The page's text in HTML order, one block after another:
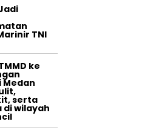
TNI
ke
Medan
serta
di wilayah